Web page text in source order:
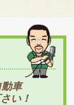
車
い！